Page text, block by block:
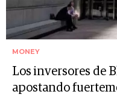
MONEY
Los inversores de
apostando